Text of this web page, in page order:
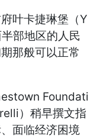
叶卡捷琳堡（Y
部地区的人民
那般可以正常
Foundati
）稍早撰文指
面临经济困境